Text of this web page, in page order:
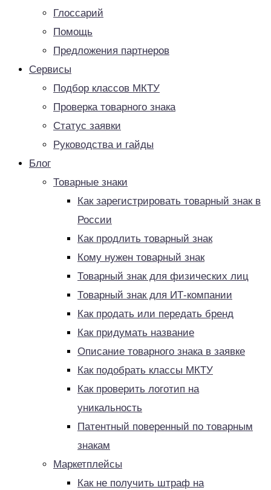
Глоссарий
Помощь
Предложения партнеров
Сервисы
Подбор классов МКТУ
Проверка товарного знака
Статус заявки
Руководства и гайды
Блог
Товарные знаки
Как зарегистрировать товарный знак в
России
Как продлить товарный знак
Кому нужен товарный знак
Товарный знак для физических лиц
Товарный знак для ИТ-компании
Как продать или передать бренд
Как придумать название
Описание товарного знака в заявке
Как подобрать классы МКТУ
Как проверить логотип на
уникальность
Патентный поверенный по товарным
знакам
Маркетплейсы
Как не получить штраф на